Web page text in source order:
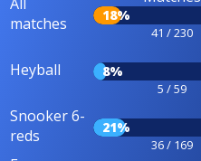
matches
18%
41 / 230
Heyball 8%
5 / 59
Snooker 6-
reds
21%
36 / 169